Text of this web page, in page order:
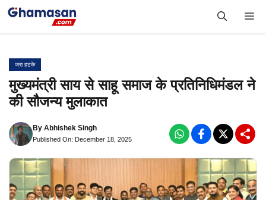
Skip
जरा हटके
मुख्यमंत्री साय से साहू समाज के प्रतिनिधिमंडल ने
की सौजन्य मुलाकात
By Abhishek Singh
Published On: December 18, 2025